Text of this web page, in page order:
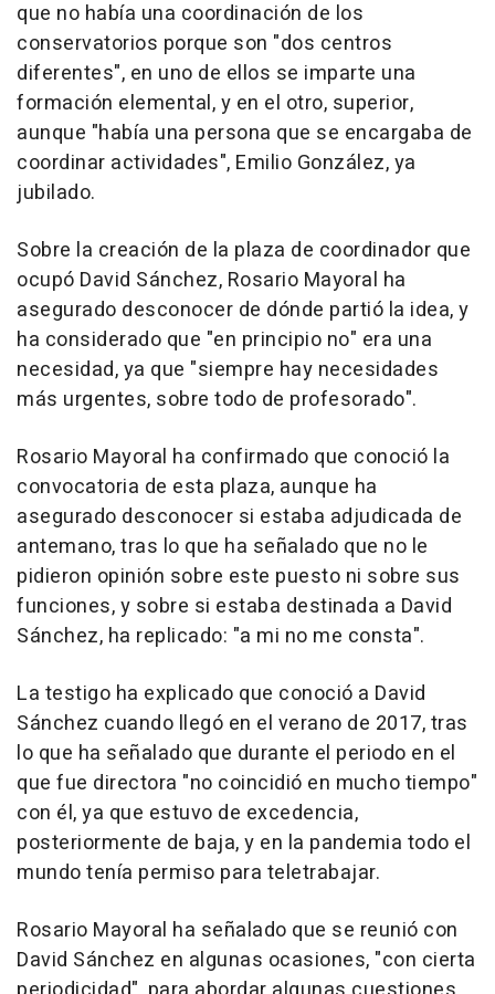
que no había una coordinación de los
conservatorios porque son "dos centros
diferentes", en uno de ellos se imparte una
formación elemental, y en el otro, superior,
aunque "había una persona que se encargaba de
coordinar actividades", Emilio González, ya
jubilado.
Sobre la creación de la plaza de coordinador que
ocupó David Sánchez, Rosario Mayoral ha
asegurado desconocer de dónde partió la idea, y
ha considerado que "en principio no" era una
necesidad, ya que "siempre hay necesidades
más urgentes, sobre todo de profesorado".
Rosario Mayoral ha confirmado que conoció la
convocatoria de esta plaza, aunque ha
asegurado desconocer si estaba adjudicada de
antemano, tras lo que ha señalado que no le
pidieron opinión sobre este puesto ni sobre sus
funciones, y sobre si estaba destinada a David
Sánchez, ha replicado: "a mi no me consta".
La testigo ha explicado que conoció a David
Sánchez cuando llegó en el verano de 2017, tras
lo que ha señalado que durante el periodo en el
que fue directora "no coincidió en mucho tiempo"
con él, ya que estuvo de excedencia,
posteriormente de baja, y en la pandemia todo el
mundo tenía permiso para teletrabajar.
Rosario Mayoral ha señalado que se reunió con
David Sánchez en algunas ocasiones, "con cierta